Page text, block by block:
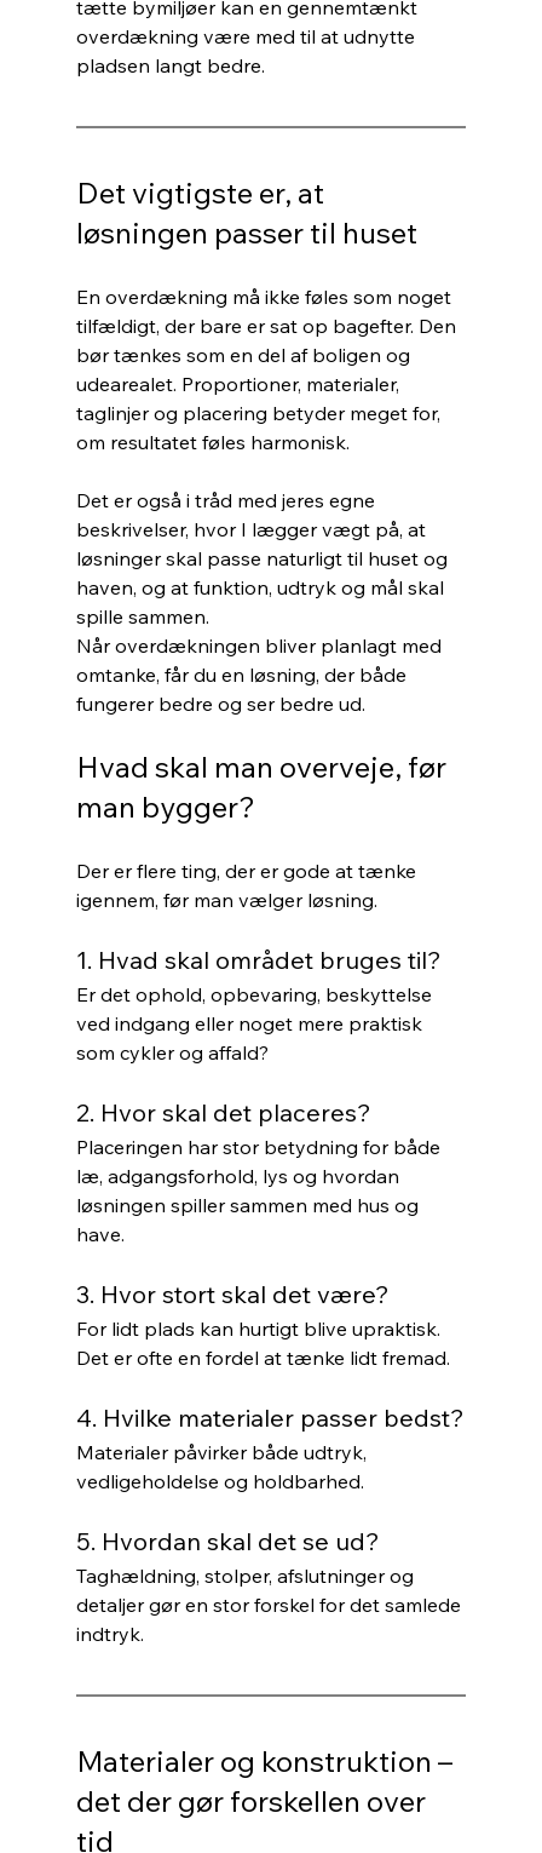
tætte bymiljøer kan en gennemtænkt
overdækning være med til at udnytte
pladsen langt bedre.
Det vigtigste er, at
løsningen passer til huset
En overdækning må ikke føles som noget
tilfældigt, der bare er sat op bagefter. Den
bør tænkes som en del af boligen og
udearealet. Proportioner, materialer,
taglinjer og placering betyder meget for,
om resultatet føles harmonisk.
Det er også i tråd med jeres egne
beskrivelser, hvor I lægger vægt på, at
løsninger skal passe naturligt til huset og
haven, og at funktion, udtryk og mål skal
spille sammen.
Når overdækningen bliver planlagt med
omtanke, får du en løsning, der både
fungerer bedre og ser bedre ud.
Hvad skal man overveje, før
man bygger?
Der er flere ting, der er gode at tænke
igennem, før man vælger løsning.
1. Hvad skal området bruges til?
Er det ophold, opbevaring, beskyttelse
ved indgang eller noget mere praktisk
som cykler og affald?
2. Hvor skal det placeres?
Placeringen har stor betydning for både
læ, adgangsforhold, lys og hvordan
løsningen spiller sammen med hus og
have.
3. Hvor stort skal det være?
For lidt plads kan hurtigt blive upraktisk.
Det er ofte en fordel at tænke lidt fremad.
4. Hvilke materialer passer bedst?
Materialer påvirker både udtryk,
vedligeholdelse og holdbarhed.
5. Hvordan skal det se ud?
Taghældning, stolper, afslutninger og
detaljer gør en stor forskel for det samlede
indtryk.
Materialer og konstruktion –
det der gør forskellen over
tid